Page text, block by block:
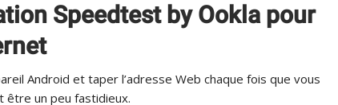
Speedtest by Ookla pour
Android et taper l’adresse Web chaque fois que vous
être un peu fastidieux.